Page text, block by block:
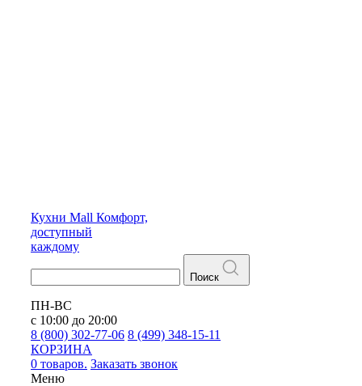
Кухни Mall Комфорт,
доступный
каждому
Поиск
ПН-ВС
с 10:00 до 20:00
8 (800) 302-77-06 8 (499) 348-15-11
КОРЗИНА
0 товаров. Заказать звонок
Меню